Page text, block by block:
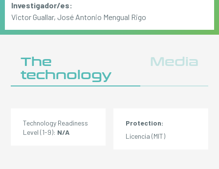
Investigador/es:
Victor Guallar, José Antonio Mengual Rigo
The
technology
Media
Technology Readiness
Level (1-9): N/A
Protection:
Licencia (MIT)